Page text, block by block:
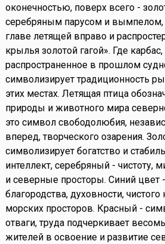
оконечностью, поверх всего -
серебряным парусом и
главе летящей вправо и
крылья золотой гагой». Где
распространенное в прошлом
символизирует традиционность
этих местах. Летящая птица
природы и животного мира
это символ свободолюбия,
вперед, творческого озарения.
символизирует богатство и
интеллект, серебряный - чистоту,
и северные просторы. Синий цвет
благородства, духовности,
морских просторов. Красный -
отваги, труда подчеркивает
жителей в освоение и развитие